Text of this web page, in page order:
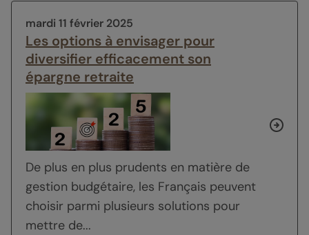
mardi 11 février 2025
Les options à envisager pour
diversifier efficacement son
épargne retraite
De plus en plus prudents en matière de
gestion budgétaire, les Français peuvent
choisir parmi plusieurs solutions pour
mettre de...